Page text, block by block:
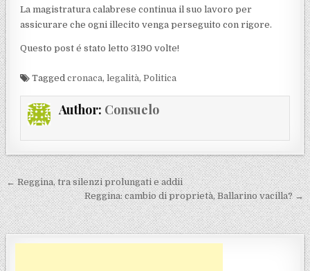
La magistratura calabrese continua il suo lavoro per
assicurare che ogni illecito venga perseguito con rigore.
Questo post é stato letto 3190 volte!
Taggedcronaca,legalità,Politica
Author: Consuelo
Navigazione articoli
← Reggina, tra silenzi prolungati e addii
Reggina: cambio di proprietà, Ballarino vacilla? →